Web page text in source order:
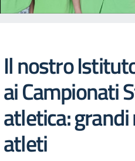
Il nostro
ai Campionati
atletica:
atleti